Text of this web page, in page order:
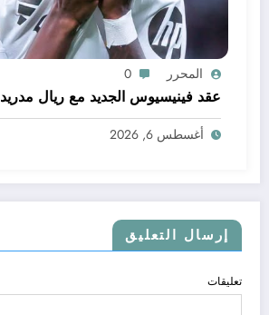
المحرر 0
عقد فينيسيوس الجديد مع ريال مدريد
أغسطس 6, 2026
إرسال التعليق
تعليقات